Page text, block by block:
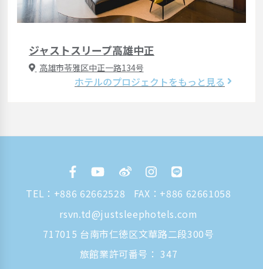
ジャストスリープ高雄中正
高雄市苓雅区中正一路134号
ホテルのプロジェクトをもっと見る
TEL： +886 62662528
FAX：+886 62661058
rsvn.td@justsleephotels.com
717015 台南市仁徳区文華路二段300号
旅館業許可番号： 347